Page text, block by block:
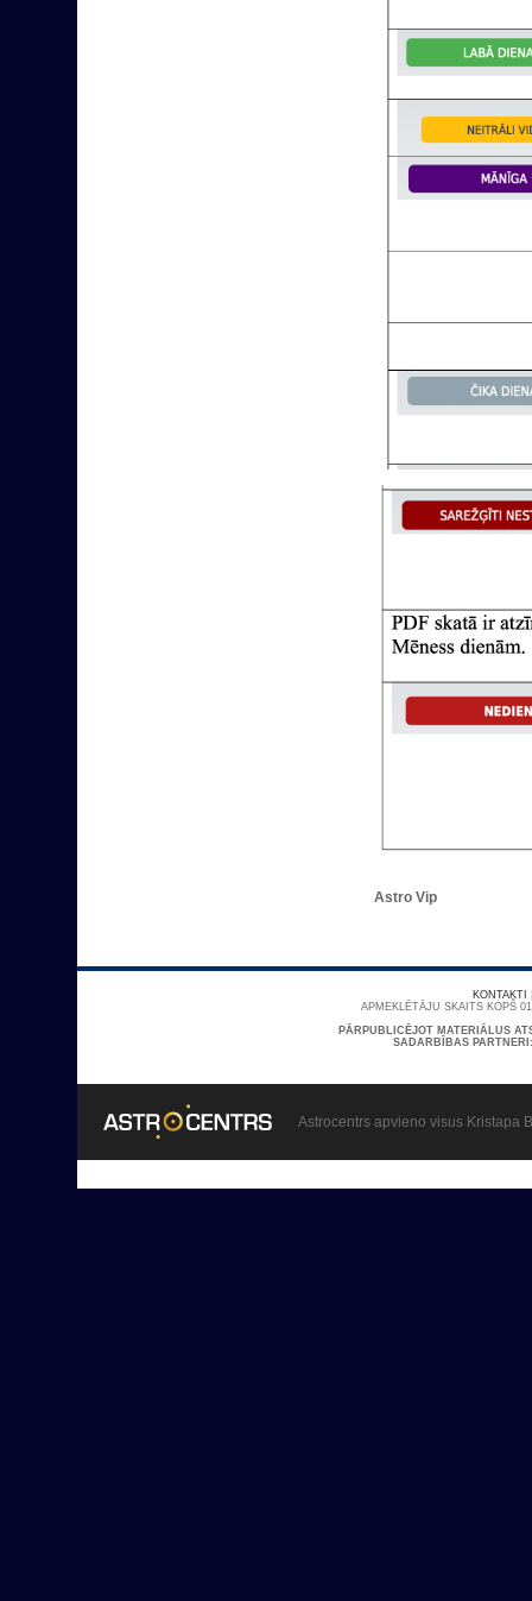
Astro Vip
KONTAKTI
APMEKLĒTĀJU SKAITS KOPŠ
PĀRPUBLICĒJOT MATERIĀLUS
SADARBĪBAS
Astrocentrs apvieno visus Kristapa